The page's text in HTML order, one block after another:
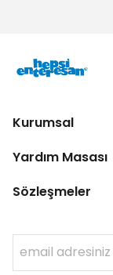
Kurumsal
Yardım Masası
Sözleşmeler